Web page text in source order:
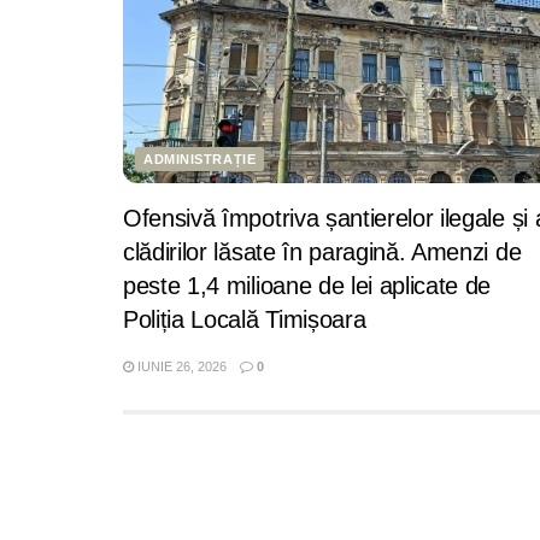
ADMINISTRAȚIE
Ofensivă împotriva șantierelor ilegale și
clădirilor lăsate în paragină. Amenzi de
peste 1,4 milioane de lei aplicate de
Poliția Locală Timișoara
IUNIE 26, 2026 0